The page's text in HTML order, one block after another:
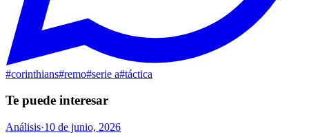
#corinthians#remo#serie a#táctica
Te puede interesar
Análisis·10 de junio, 2026